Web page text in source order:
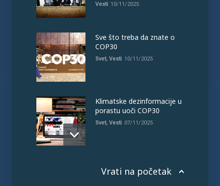
Vesti 10/11/2025
Sve što treba da znate o
COP30
Svet, Vesti 10/11/2025
Klimatske dezinformacije u
porastu uoči COP30
Svet, Vesti 07/11/2025
Vrati na početak